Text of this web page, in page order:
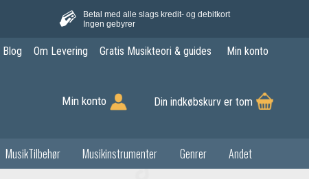
Betal med alle slags kredit- og debitkort
Ingen gebyrer
Blog Om Levering Gratis Musikteori & guides Min konto
Min konto Din indkøbskurv er tom
MusikTilbehør Musikinstrumenter Genrer Andet